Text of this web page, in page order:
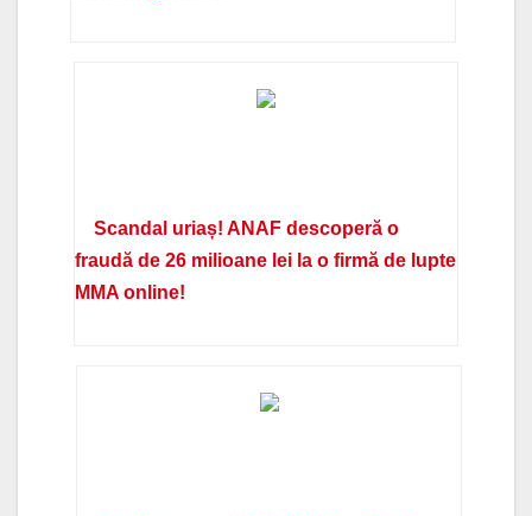
Scandal uriaș! ANAF descoperă o
fraudă de 26 milioane lei la o firmă de lupte
MMA online!